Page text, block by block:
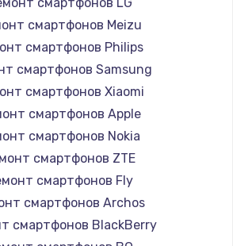
Заказать
Замена вебкамеры
Заказать
драйверов
Заказать
смартфонов Meizu
смартфонов Philips
смартфонов Samsung
смартфонов Xiaomi
смартфонов Apple
смартфонов Nokia
смартфонов ZTE
смартфонов Fly
смартфонов Archos
смартфонов BlackBerry